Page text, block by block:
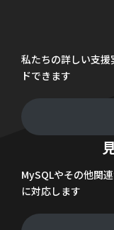
私たちの詳しい支
ドできます
MySQLやその他関
に対応します